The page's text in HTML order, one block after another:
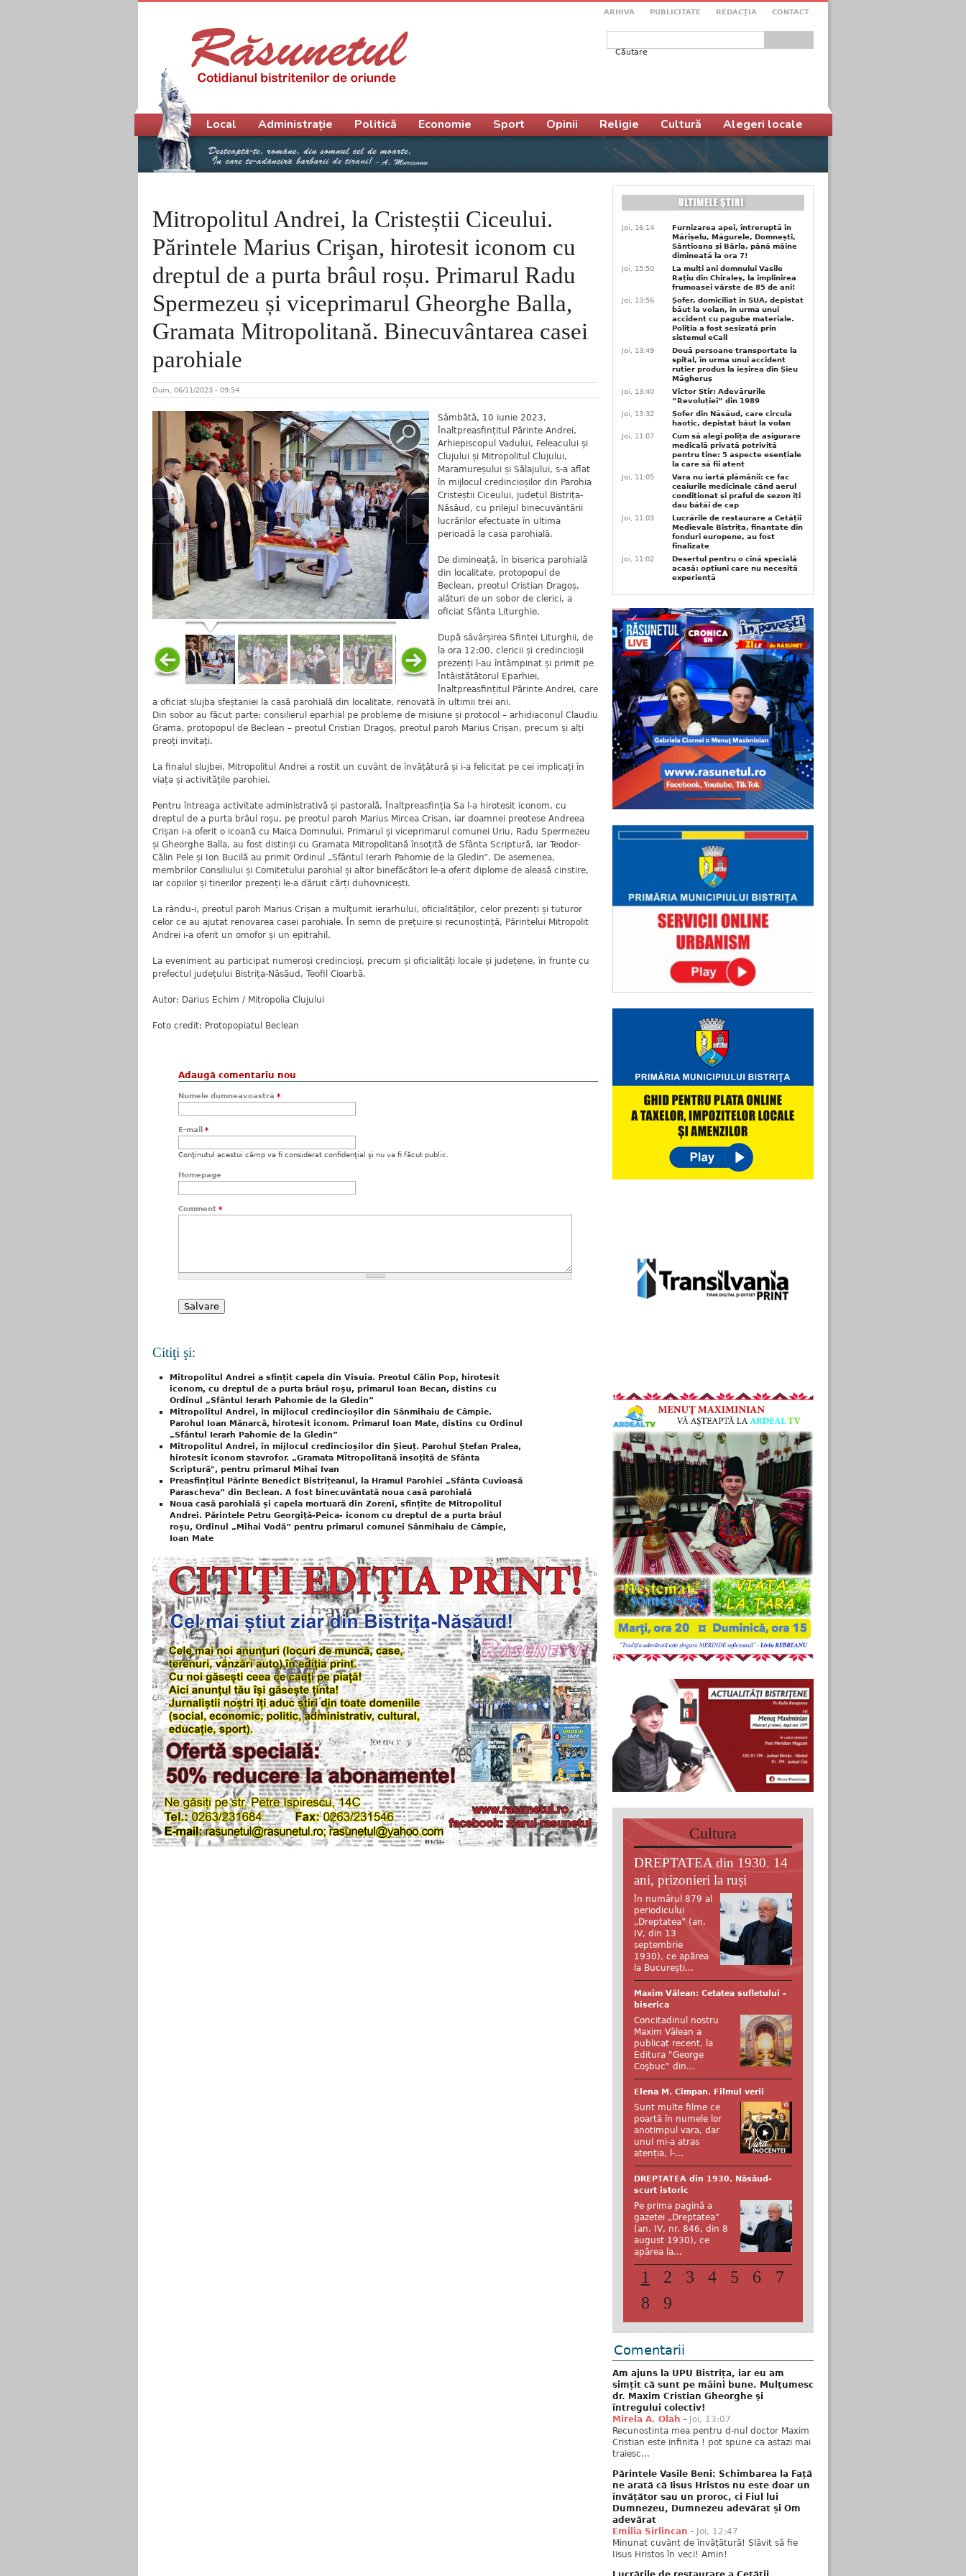
ARHIVA PUBLICITATE REDACŢIA CONTACT
Formular de căutare
Mitropolitul Andrei, la Cristeștii Ciceului.
Părintele Marius Crişan, hirotesit iconom cu
dreptul de a purta brâul roșu. Primarul Radu
Spermezeu și viceprimarul Gheorghe Balla,
Gramata Mitropolitană. Binecuvântarea casei
parohiale
Dum, 06/11/2023 - 09:54
Sâmbătă, 10 iunie 2023,
Înaltpreasfințitul Părinte Andrei,
Arhiepiscopul Vadului, Feleacului și
Clujului și Mitropolitul Clujului,
Maramureșului și Sălajului, s-a aflat
în mijlocul credincioșilor din Parohia
Cristeștii Ciceului, județul Bistrița-
Năsăud, cu prilejul binecuvântării
lucrărilor efectuate în ultima
perioadă la casa parohială.
De dimineață, în biserica parohială
din localitate, protopopul de
Beclean, preotul Cristian Dragoș,
alături de un sobor de clerici, a
oficiat Sfânta Liturghie.
După sâvârșirea Sfintei Liturghii, de
la ora 12:00, clericii și credincioșii
prezenți l-au întâmpinat și primit pe
Întâistătătorul Eparhiei,
Înaltpreasfințitul Părinte Andrei, care
a oficiat slujba sfeștaniei la casă parohială din localitate, renovată în ultimii trei ani.
Din sobor au făcut parte: consilierul eparhial pe probleme de misiune și protocol – arhidiaconul Claudiu
Grama, protopopul de Beclean – preotul Cristian Dragoș, preotul paroh Marius Crișan, precum și alți
preoți invitați.
La finalul slujbei, Mitropolitul Andrei a rostit un cuvânt de învățătură și i-a felicitat pe cei implicați în
viața și activitățile parohiei.
Pentru întreaga activitate administrativă și pastorală, Înaltpreasfinția Sa l-a hirotesit iconom, cu
dreptul de a purta brâul roșu, pe preotul paroh Marius Mircea Crisan, iar doamnei preotese Andreea
Crișan i-a oferit o icoană cu Maica Domnului. Primarul și viceprimarul comunei Uriu, Radu Spermezeu
și Gheorghe Balla, au fost distinși cu Gramata Mitropolitană însoțită de Sfânta Scriptură, iar Teodor-
Călin Pele și Ion Bucilă au primit Ordinul „Sfântul Ierarh Pahomie de la Gledin”. De asemenea,
membrilor Consiliului și Comitetului parohial și altor binefăcători le-a oferit diplome de aleasă cinstire,
iar copiilor și tinerilor prezenți le-a dăruit cărți duhovnicești.
La rându-i, preotul paroh Marius Crișan a mulțumit ierarhului, oficialităților, celor prezenți și tuturor
celor ce au ajutat renovarea casei parohiale. În semn de prețuire și recunoștință, Părintelui Mitropolit
Andrei i-a oferit un omofor și un epitrahil.
La eveniment au participat numeroși credincioși, precum și oficialități locale și județene, în frunte cu
prefectul județului Bistrița-Năsăud, Teofil Cioarbă.
Autor: Darius Echim / Mitropolia Clujului
Foto credit: Protopopiatul Beclean
Adaugă comentariu nou
Numele dumneavoastră *
E-mail *
Conţinutul acestui câmp va fi considerat confidenţial şi nu va fi făcut public.
Homepage
Comment *
Citiţi şi:
Mitropolitul Andrei a sfințit capela din Visuia. Preotul Călin Pop, hirotesit
iconom, cu dreptul de a purta brâul roșu, primarul Ioan Becan, distins cu
Ordinul „Sfântul Ierarh Pahomie de la Gledin”
Mitropolitul Andrei, în mijlocul credincioșilor din Sânmihaiu de Câmpie.
Parohul Ioan Mănarcă, hirotesit iconom. Primarul Ioan Mate, distins cu Ordinul
„Sfântul Ierarh Pahomie de la Gledin”
Mitropolitul Andrei, în mijlocul credincioșilor din Șieuț. Parohul Ștefan Pralea,
hirotesit iconom stavrofor. „Gramata Mitropolitană însoțită de Sfânta
Scriptură", pentru primarul Mihai Ivan
Preasfințitul Părinte Benedict Bistrițeanul, la Hramul Parohiei „Sfânta Cuvioasă
Parascheva” din Beclean. A fost binecuvântată noua casă parohială
Noua casă parohială și capela mortuară din Zoreni, sfințite de Mitropolitul
Andrei. Părintele Petru Georgiţă-Peica- iconom cu dreptul de a purta brâul
roșu, Ordinul „Mihai Vodă” pentru primarul comunei Sânmihaiu de Câmpie,
Ioan Mate
Meniu principal
Local Administrație Politică Economie Sport Opinii Religie Cultură Alegeri locale
Joi, 16:14
Furnizarea apei, întreruptă în
Mărișelu, Măgurele, Domnești,
Sântioana și Bârla, până mâine
dimineață la ora 7!
Joi, 15:50
La mulți ani domnului Vasile
Rațiu din Chiraleș, la împlinirea
frumoasei vârste de 85 de ani!
Joi, 13:56
Șofer, domiciliat în SUA, depistat
băut la volan, în urma unui
accident cu pagube materiale.
Poliția a fost sesizată prin
sistemul eCall
Joi, 13:49
Două persoane transportate la
spital, în urma unui accident
rutier produs la ieșirea din Șieu
Măgheruș
Joi, 13:40
Victor Știr: Adevărurile
”Revoluției” din 1989
Joi, 13:32
Șofer din Năsăud, care circula
haotic, depistat băut la volan
Joi, 11:07
Cum să alegi polița de asigurare
medicală privată potrivită
pentru tine: 5 aspecte esențiale
la care să fii atent
Joi, 11:05
Vara nu iartă plămânii: ce fac
ceaiurile medicinale când aerul
condiționat și praful de sezon îți
dau bătăi de cap
Joi, 11:03
Lucrările de restaurare a Cetății
Medievale Bistrița, finanțate din
fonduri europene, au fost
finalizate
Joi, 11:02
Desertul pentru o cină specială
acasă: opțiuni care nu necesită
experiență
Cultura
DREPTATEA din 1930. 14
ani, prizonieri la ruși
În numărul 879 al
periodicului
„Dreptatea” (an.
IV, din 13
septembrie
1930), ce apărea
la București...
Maxim Vălean: Cetatea sufletului -
biserica
Concitadinul nostru
Maxim Vălean a
publicat recent, la
Editura "George
Coşbuc" din...
Elena M. Cîmpan. Filmul verii
Sunt multe filme ce
poartă în numele lor
anotimpul vara, dar
unul mi-a atras
atenția, l-...
DREPTATEA din 1930. Năsăud-
scurt istoric
Pe prima pagină a
gazetei „Dreptatea”
(an. IV, nr. 846, din 8
august 1930), ce
apărea la...
1 2 3 4 5 6
7
8
9
Comentarii
Am ajuns la UPU Bistrița, iar eu am
simțit că sunt pe mâini bune. Mulţumesc
dr. Maxim Cristian Gheorghe şi
întregului colectiv!
Mirela A. Olah - Joi, 13:07
Recunostinta mea pentru d-nul doctor Maxim
Cristian este infinita ! pot spune ca astazi mai
traiesc...
Părintele Vasile Beni: Schimbarea la Față
ne arată că Iisus Hristos nu este doar un
învățător sau un proroc, ci Fiul lui
Dumnezeu, Dumnezeu adevărat și Om
adevărat
Emilia Sirlincan - Joi, 12:47
Minunat cuvânt de învățătură! Slăvit să fie
Iisus Hristos în veci! Amin!